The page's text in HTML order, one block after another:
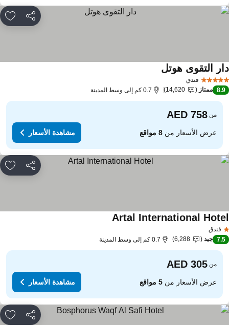
مشاركة
فندق
التقوى هوتل
8.9 ممتاز 14,620 0.7 كم إلى وسط المدينة
من
عرض الأسعار من8 مواقع مشاهدة الأسعار
مشاركة
فندق
Artal International
7.5 جيد 6,288 0.7 كم إلى وسط المدينة
من
عرض الأسعار من5 مواقع مشاهدة الأسعار
مشاركة